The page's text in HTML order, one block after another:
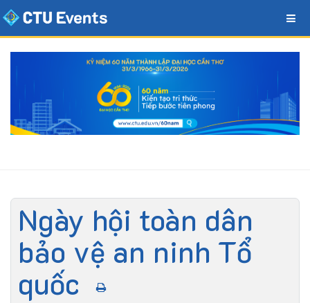
Ngày hội toàn dân
bảo vệ an ninh Tổ
quốc